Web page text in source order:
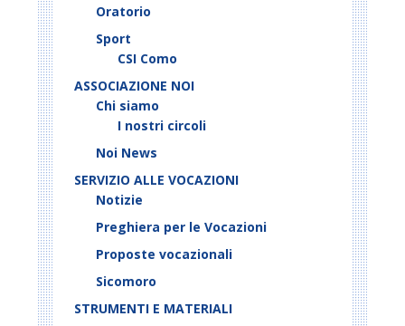
Oratorio
Sport
CSI Como
ASSOCIAZIONE NOI
Chi siamo
I nostri circoli
Noi News
SERVIZIO ALLE VOCAZIONI
Notizie
Preghiera per le Vocazioni
Proposte vocazionali
Sicomoro
STRUMENTI E MATERIALI